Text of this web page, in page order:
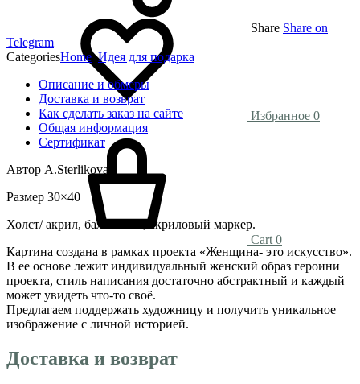
Избранное 0
Cart 0
Share Share on
Telegram
CategoriesHome,Идея для подарка
Описание и обмеры
Доставка и возврат
Как сделать заказ на сайте
Общая информация
Сертификат
Автор A.Sterlikova
Размер 30×40
Холст/ акрил, баллончик, акриловый маркер.
Картина создана в рамках проекта «Женщина- это искусство».
В ее основе лежит индивидуальный женский образ героини
проекта, стиль написания достаточно абстрактный и каждый
может увидеть что-то своё.
Предлагаем поддержать художницу и получить уникальное
изображение с личной историей.
Доставка и возврат